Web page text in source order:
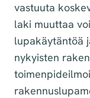
vastuuta
laki muuttaa
lupakäytäntöä
nykyisten